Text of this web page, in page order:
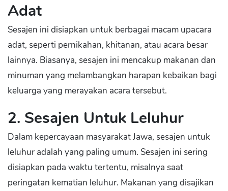
Adat
Sesajen ini disiapkan untuk berbagai macam upacara
adat, seperti pernikahan, khitanan, atau acara besar
lainnya. Biasanya, sesajen ini mencakup makanan dan
minuman yang melambangkan harapan kebaikan bagi
keluarga yang merayakan acara tersebut.
2. Sesajen Untuk Leluhur
Dalam kepercayaan masyarakat Jawa, sesajen untuk
leluhur adalah yang paling umum. Sesajen ini sering
disiapkan pada waktu tertentu, misalnya saat
peringatan kematian leluhur. Makanan yang disajikan